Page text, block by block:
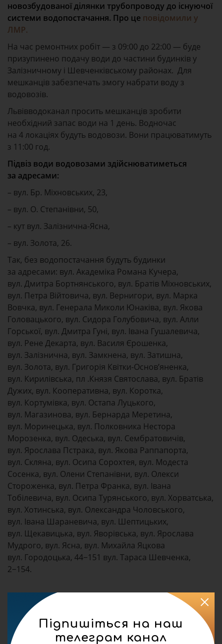
новозбудованої ділянки трубопроводу до існуючої
системи водопостачання. Про це повідомили у
ЛМР.
На час ремонтних робіт — з 09:00 до 22:00 — буде
призупинено подачу води до частини будинків у
Залізничному і Шевченківському районах. Для
мешканців забезпечать змогу набрати воду з
водовозів.
Львівводоканал просить мешканців зробити
необхідний запас води на 1 день. Водночас
на 4 локаціях будуть водовози. Вони працюватимуть
з 11:00 год.
Підвіз води водовозами здійснюватиметься
за адресами:
– вул. Бр. Міхновських, 23,
– вул. О. Степанівни, 50,
– кут вул. Залізнична-Ясна,
– вул. Золота, 26.
Так, без водопостачання будуть будинки
за адресами: вул. Академіка Романа Кучера,
вул. Дмитра Бортнянського, вул. Братів Міхновських,
вул. Петра Війтовича, вул. Вернигори, вул. Марка
Вовчка, вул. Генерала Миколи Юнаківа, вул. Якова
Головацького, вул. Сидора Голубовича, вул. Алли
Горської, вул. Дмитра Гуні, вул. Івана Гушалевича,
вул. Рене Декарта, вул. Василя Єрошенка,
вул. Залізнична, вул. Замкнена, вул. Затишна,
вул. Золота, вул. Григорія Квітки-Основ’яненка,
вул. Кирилівська, пл .Князя Святослава, вул. Братів
Дужих, вул. Кооперативна, вул. Коротка,
вул. Кортумівка, вул. Остапа Луцького,
вул. Магазинова, вул. Бернарда Меретина,
вул. Моринецька, вул. Полковника Нестора
Морозенка, вул. Одеська, вул. Сембратовичів,
вул. Ярослава Пстрака, вул. Якова Раппапорта,
вул. Скляна, вул. Осипа Сорохтея, вул. Модеста
Сосенка, вул. Олени Степанівни, вул. Олекси
Стороженка, вул. Петра Франка, вул. Івана
Тобілевича, вул. Осипа Турянського, вул. Хорватська,
вул. Хотинська, вул. Олександра Чоловського,
вул. Івана Шараневича, вул. Шептицьких,
вул. Щекавицька, вул. Яворівська, вул. Ярослава
Мудрого, вул. Ясна, вул. Михайла Яцкова
вул. Городоцька, 44−151 вул. Тараса Шевченка,
2−154.
Підпишіться на наш
телеграм канал